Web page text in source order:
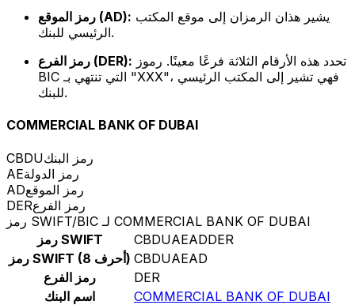
رمز الموقع (AD):
الرئيسي للبنك.
رمز الفرع (DER):
BIC التي تنتهي بـ "XXX"، فهي تشير إلى المكتب الرئيسي
للبنك.
COMMERCIAL BANK OF DUBAI
CBDUرمز البنك
AEرمز الدولة
ADرمز الموقع
DERرمز الفرع
رمز SWIFT/BIC لـ COMMERCIAL BANK OF DUBAI
رمز SWIFT
CBDUAEADDER
رمز SWIFT (8 أحرف) CBDUAEAD
رمز الفرع
DER
اسم البنك
COMMERCIAL BANK OF DUBAI